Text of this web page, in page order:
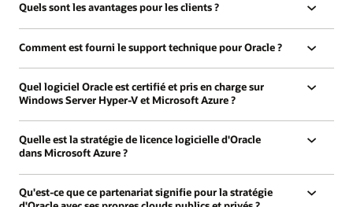
Quels sont les avantages pour les clients ?
Comment est fourni le support technique pour Oracle ?
Quel logiciel Oracle est certifié et pris en charge sur
Windows Server Hyper-V et Microsoft Azure ?
Quelle est la stratégie de licence logicielle d'Oracle
dans Microsoft Azure ?
Qu'est-ce que ce partenariat signifie pour la stratégie